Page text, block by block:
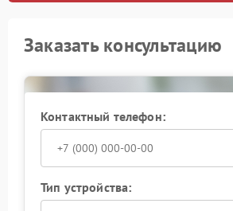
Заказать консультацию
Контактный телефон:
Тип устройства: